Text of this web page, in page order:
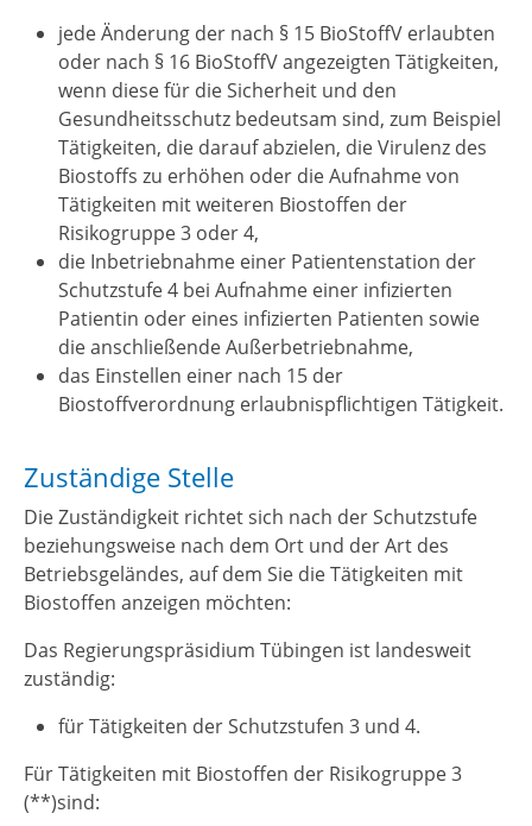
jede Änderung der nach § 15 BioStoffV erlaubten
oder nach § 16 BioStoffV angezeigten Tätigkeiten,
wenn diese für die Sicherheit und den
Gesundheitsschutz bedeutsam sind, zum Beispiel
Tätigkeiten, die darauf abzielen, die Virulenz des
Biostoffs zu erhöhen oder die Aufnahme von
Tätigkeiten mit weiteren Biostoffen der
Risikogruppe 3 oder 4,
die Inbetriebnahme einer Patientenstation der
Schutzstufe 4 bei Aufnahme einer infizierten
Patientin oder eines infizierten Patienten sowie
die anschließende Außerbetriebnahme,
das Einstellen einer nach 15 der
Biostoffverordnung erlaubnispflichtigen Tätigkeit.
Zuständige Stelle
Die Zuständigkeit richtet sich nach der Schutzstufe
beziehungsweise nach dem Ort und der Art des
Betriebsgeländes, auf dem Sie die Tätigkeiten mit
Biostoffen anzeigen möchten:
Das Regierungspräsidium Tübingen ist landesweit
zuständig:
für Tätigkeiten der Schutzstufen 3 und 4.
Für Tätigkeiten mit Biostoffen der Risikogruppe 3
(**)sind: